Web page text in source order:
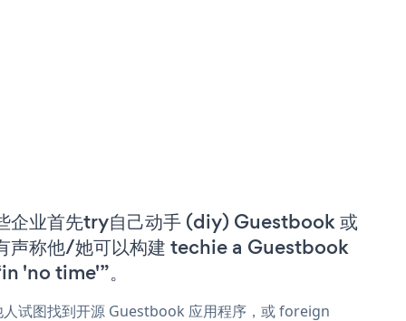
企业首先try自己动手 (diy) Guestbook 或
声称他/她可以构建 techie a Guestbook
'no time'”。
人试图找到开源 Guestbook 应用程序，或 foreign